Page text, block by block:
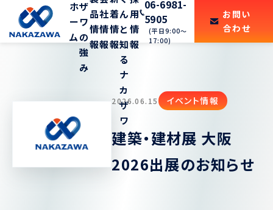
ホ
ー
ム
ザ
ワ
の
強
み
品
情
報
社
情
報
着
情
報
ん
と
知
る
ナ
カ
ザ
ワ
用
情
報
06-6981-
5905
(平日9:00〜
17:00)
お問い
合わせ
2026.06.15 イベント情報
建築・建材展 大阪
2026出展のお知らせ